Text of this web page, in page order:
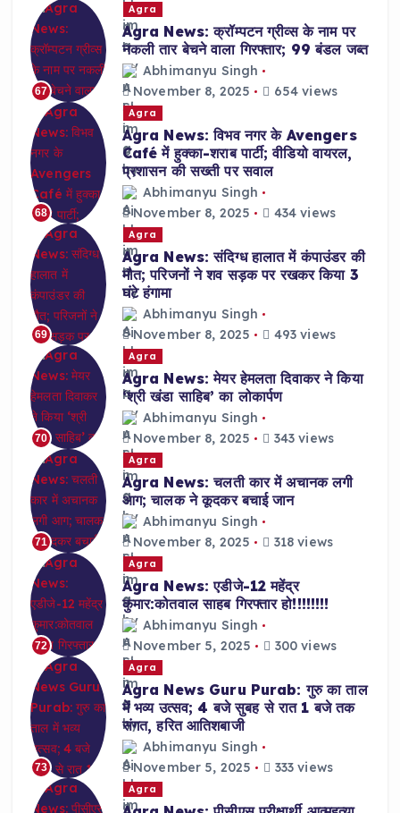
67
Agra
Agra News: क्रॉम्पटन ग्रीव्स के नाम पर
नकली तार बेचने वाला गिरफ्तार; 99 बंडल जब्त
Abhimanyu Singh
November 8, 2025
654 views
68
Agra
Agra News: विभव नगर के Avengers
Café में हुक्का-शराब पार्टी; वीडियो वायरल,
प्रशासन की सख्ती पर सवाल
Abhimanyu Singh
November 8, 2025
434 views
69
Agra
Agra News: संदिग्ध हालात में कंपाउंडर की
मौत; परिजनों ने शव सड़क पर रखकर किया 3
घंटे हंगामा
Abhimanyu Singh
November 8, 2025
493 views
70
Agra
Agra News: मेयर हेमलता दिवाकर ने किया
‘श्री खंडा साहिब’ का लोकार्पण
Abhimanyu Singh
November 8, 2025
343 views
71
Agra
Agra News: चलती कार में अचानक लगी
आग; चालक ने कूदकर बचाई जान
Abhimanyu Singh
November 8, 2025
318 views
72
Agra
Agra News: एडीजे-12 महेंद्र
कुमार:कोतवाल साहब गिरफ्तार हो!!!!!!!!
Abhimanyu Singh
November 5, 2025
300 views
73
Agra
Agra News Guru Purab: गुरु का ताल
में भव्य उत्सव; 4 बजे सुबह से रात 1 बजे तक
संगत, हरित आतिशबाजी
Abhimanyu Singh
November 5, 2025
333 views
Agra